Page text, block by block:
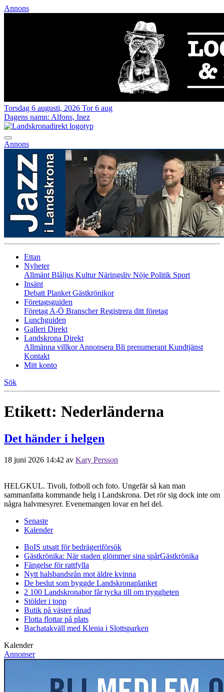
Annons
Torsdag 6 augusti, 2026 Tor 6 aug
Dagens namn: Alfons, Inez
Annons
Ettan
Nyheter
Allmänt Blåljus KulturNäringsliv Nöje Politik Sport
Insänt
Debatt Planket Gästkrönikor
Företagsguiden
Företag A-Ö BranscherRegistrera ditt företag
Lunchguiden
Galleri Direkt
Landskrona Direkt
Allmänna villkorAnnonsera Bli prenumerant Kundtjänst
Kontakt
Mitt konto
Sök
Etikett: Nederländerna
Det händer i helgen
18 juni 2026 14:42 av Kary Persson
HELGKUL. Tivoli, fotboll och foto. Ungefär så kan man
sammanfatta kommande helg i Landskrona. Det rör sig dock inte om
några halvmesyrer. Evenemangen lovar en hel del.
Senaste
Kalender
BoIS utsatt för bedrägeriförsök
Gästkrönika: När staden glömmer sina spårGästkrönika
Fängelse för rattfylla
Nytt halsbandsrån mot äldre kvinna
De beslut som byggde Landskronaplanket
2 100 Landskronabor får tycka till om tryggheten
Stölder i topp
Butik på väster rånad
Flotta flottar på plats
Bachatakväll med Klenia i Slottsparken
Kalender
Annonser